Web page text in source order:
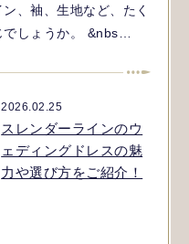
、袖、生地など、たく
しょうか。 &nbs…
2026.02.25
スレンダーラインのウ
ェディングドレスの魅
力や選び方をご紹介！